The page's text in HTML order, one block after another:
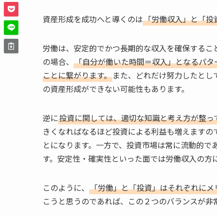
資産形成を成功へと導くのは「労働収入」と「
労働は、安定的でかつ長期的な収入を確保する
の場合、 「自分が働いた時間＝収入」となるパ
ことに繋がります。 また、どれだけ努力したと
の資産形成ができない可能性もあります。
逆に投資に関しては、適切な知識と考え方が整
きくなればなるほど投資による利益も増えます
とになります。一方で、投資市場は常に流動的
す。安定性・確実性といった面では労働収入の方
このように、 「労働」と「投資」はそれぞれに
こうと思うのであれば、この２つのバランスが